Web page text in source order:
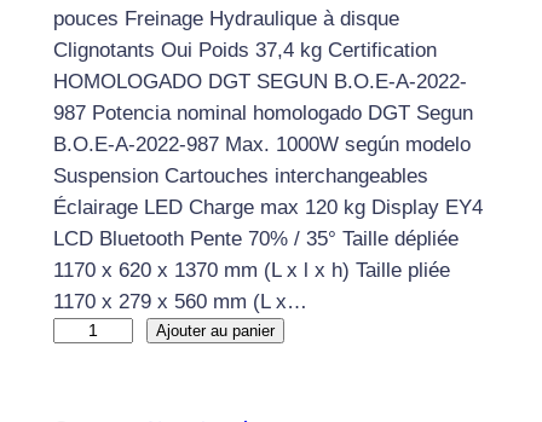
pouces Freinage Hydraulique à disque
Clignotants Oui Poids 37,4 kg Certification
HOMOLOGADO DGT SEGUN B.O.E-A-2022-
987 Potencia nominal homologado DGT Segun
B.O.E-A-2022-987 Max. 1000W según modelo
Suspension Cartouches interchangeables
Éclairage LED Charge max 120 kg Display EY4
LCD Bluetooth Pente 70% / 35° Taille dépliée
1170 x 620 x 1370 mm (L x l x h) Taille pliée
1170 x 279 x 560 mm (L x…
Ajouter au panier